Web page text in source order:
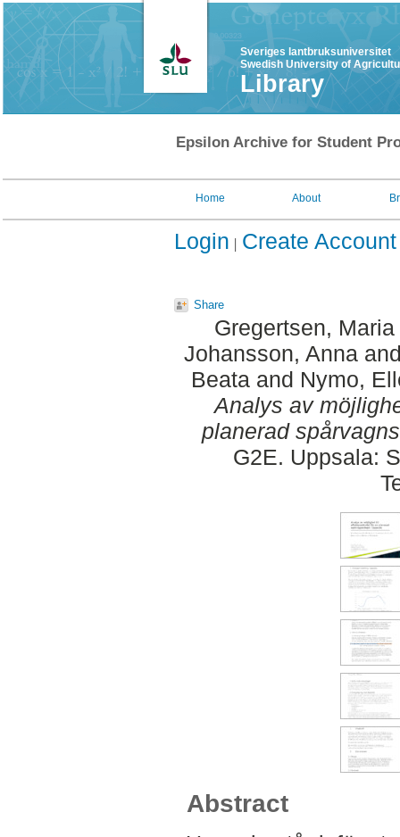
Sveriges lantbruksuniversitet
Swedish University of
Library
Epsilon Archive for Student
Home About
Login Create Account
Share
Gregertsen, Maria
Johansson, Anna
Beata and Nymo,
Analys av
planerad
G2E. Uppsala:
Abstract